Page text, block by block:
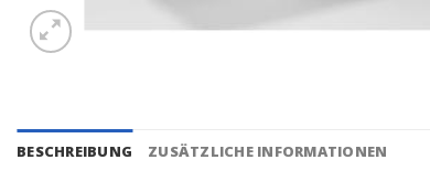
BESCHREIBUNG ZUSÄTZLICHE INFORMATIONEN